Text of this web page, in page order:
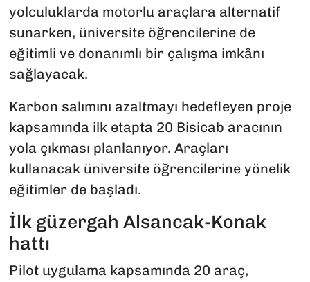
yolculuklarda motorlu araçlara alternatif
sunarken, üniversite öğrencilerine de
eğitimli ve donanımlı bir çalışma imkânı
sağlayacak.
Karbon salımını azaltmayı hedefleyen proje
kapsamında ilk etapta 20 Bisicab aracının
yola çıkması planlanıyor. Araçları
kullanacak üniversite öğrencilerine yönelik
eğitimler de başladı.
İlk güzergah Alsancak-Konak
hattı
Pilot uygulama kapsamında 20 araç,